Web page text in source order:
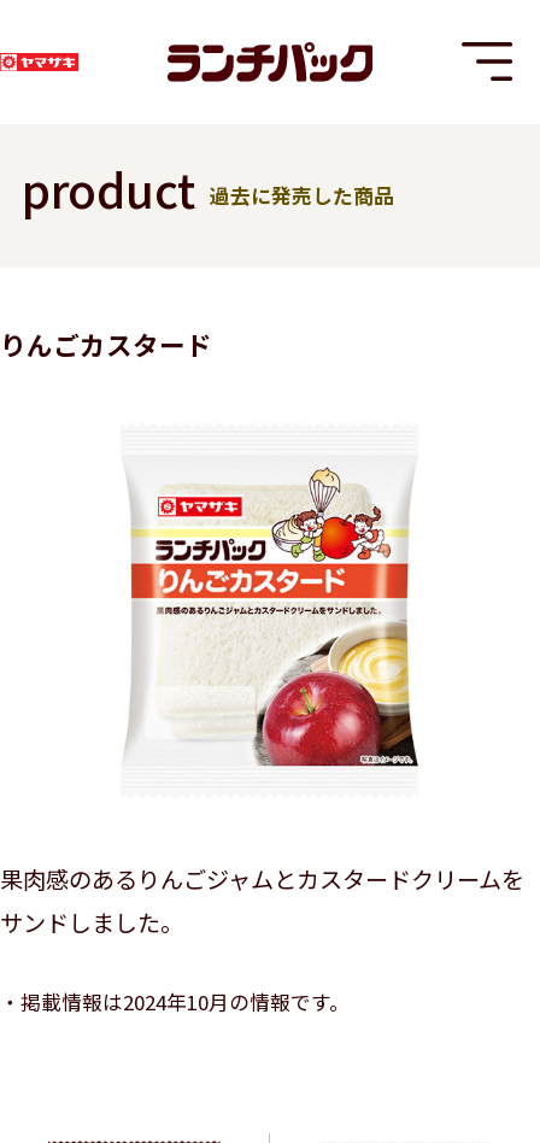
product 過去に発売した商品
りんごカスタード
果肉感のあるりんごジャムとカスタードクリームを
サンドしました。
掲載情報は2024年10月の情報です。